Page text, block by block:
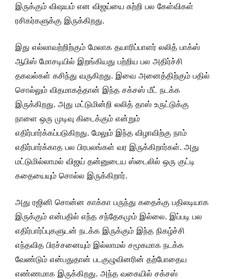
இருக்கும் விஷயம் என விஜய்யை சுற்றி பல கேள்விகள்
ரசிகர்களுக்கு இருக்கிறது.
இது எல்லாவற்றிற்கும் மேலாக தயாரிப்பாளர் லலித் பாக்ஸ்
ஆபிஸ் மோசடியில் இறங்கியது பற்றிய பல அதிர்ச்சி
தகவல்கள் கசிந்து வருகிறது. இவை அனைத்திற்கும் பதில்
சொல்லும் விதமாகத்தான் இந்த சக்சஸ் மீட் நடக்க
இருக்கிறது. அது மட்டுமின்றி லலித் தாஸ் உருட்டுக்கு
நாளை ஒரு முடிவு கிடைக்கும் என்றும்
எதிர்பார்க்கப்படுகிறது. மேலும் இந்த விழாவிற்கு நாம்
எதிர்பார்க்காத பல பிரபலங்கள் வர இருக்கிறார்கள். அது
மட்டுமில்லாமல் விஜய் தன்னுடைய ஸ்டைலில் ஒரு குட்டி
கதையையும் சொல்ல இருக்கிறார்.
அது ரஜினி சொன்ன காக்கா பருந்து கதைக்கு பதிலடியாக
இருக்கும் என்பதில் எந்த சந்தேகமும் இல்லை. இப்படி பல
எதிர்பார்ப்புகளுடன் நடக்க இருக்கும் இந்த நிகழ்ச்சி
எந்தவித பிரச்சனையும் இல்லாமல் சமூகமாக நடக்க
வேண்டும் என்பதுதான் படகுழுவினரின் தற்போதைய
எண்ணமாக இருக்கிறது. அந்த வகையில் சக்சஸ்